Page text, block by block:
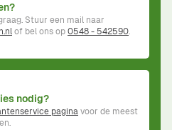
Stuur een mail naar
of bel ons op0548 - 542590.
nodig?
paginavoor de meest